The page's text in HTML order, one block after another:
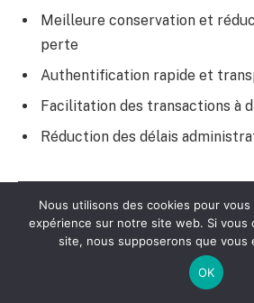
Meilleure conservation et
perte
Authentification rapide et
Facilitation des transactions à
Réduction des délais
Aspect Traditionnel
Accessibilité
Copies
Nous utilisons des cookies pour vous
expérience sur notre site web. Si vous
site, nous supposerons que vous
OK